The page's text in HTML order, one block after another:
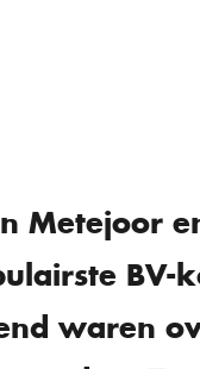
Metejoor
BV-
waren